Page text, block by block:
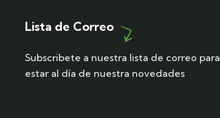
Lista de Correo
Subscribete a nuestra lista de correo para
estar al día de nuestra novedades